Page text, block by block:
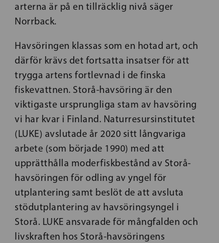
arterna är på en tillräcklig nivå säger
Norrback.
Havsöringen klassas som en hotad art, och
därför krävs det fortsatta insatser för att
trygga artens fortlevnad i de finska
fiskevattnen. Storå-havsöring är den
viktigaste ursprungliga stam av havsöring
vi har kvar i Finland. Naturresursinstitutet
(LUKE) avslutade år 2020 sitt långvariga
arbete (som började 1990) med att
upprätthålla moderfiskbestånd av Storå-
havsöringen för odling av yngel för
utplantering samt beslöt de att avsluta
stödutplantering av havsöringsyngel i
Storå. LUKE ansvarade för mångfalden och
livskraften hos Storå-havsöringens